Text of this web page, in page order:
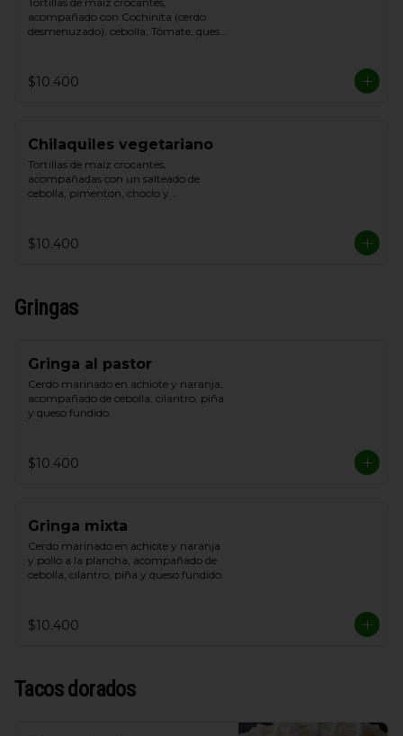
acompañado con Cochinita (cerdo
desmenuzado), cebolla, Tómate, queso
$10.400
Chilaquiles vegetariano
Tortillas de maíz crocantes,
acompañadas con un salteado de
cebolla, pimenton, choclo y
$10.400
Gringas
Gringa al pastor
Cerdo marinado en achiote y naranja,
acompañado de cebolla, cilantro, piña
y queso fundido.
$10.400
Gringa mixta
Cerdo marinado en achiote y naranja
y pollo a la plancha, acompañado de
cebolla, cilantro, piña y queso fundido.
$10.400
Tacos dorados